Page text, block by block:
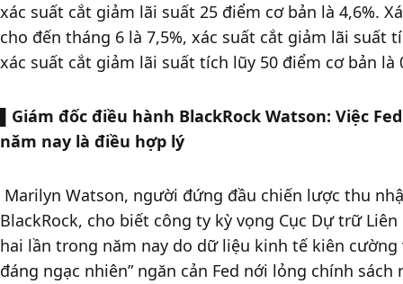
xác suất cắt giảm lãi suất 25 điểm cơ bản là 4,6%.
cho đến tháng 6 là 7,5%, xác suất cắt giảm lãi suất
xác suất cắt giảm lãi suất tích lũy 50 điểm cơ bản là
Giám đốc điều hành BlackRock Watson: Việc
năm nay là điều hợp lý
BlackRock, cho biết công ty kỳ vọng Cục Dự trữ
hai lần trong năm nay do dữ liệu kinh tế kiên
đáng ngạc nhiên” ngăn cản Fed nới lỏng chính